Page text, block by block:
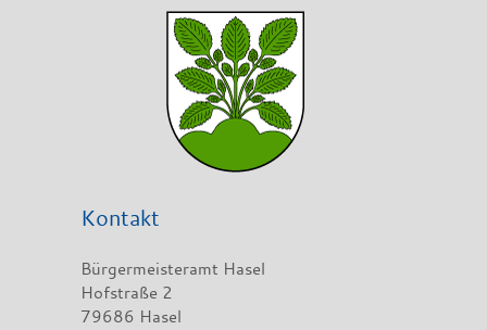
Kontakt
Bürgermeisteramt Hasel
Hofstraße 2
79686 Hasel